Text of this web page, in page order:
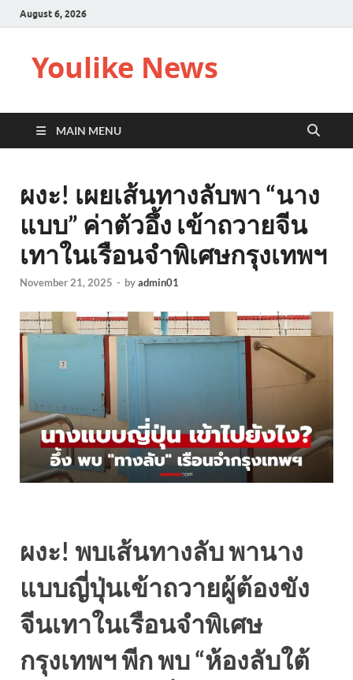
August 6, 2026
Youlike News
MAIN MENU
ผงะ! เผยเส้นทางลับพา “นาง
แบบ” ค่าตัวอึ้ง เข้าถวายจีน
เทาในเรือนจำพิเศษกรุงเทพฯ
November 21, 2025 - byadmin01
ผงะ! พบเส้นทางลับ พานาง
แบบญี่ปุ่นเข้าถวายผู้ต้องขัง
จีนเทาในเรือนจำพิเศษ
กรุงเทพฯ พีก พบ “ห้องลับใต้